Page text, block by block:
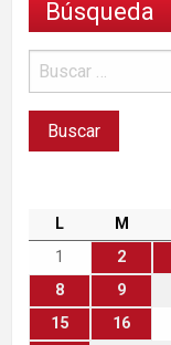
Búsqueda
L M
1
2
8
9
15
16